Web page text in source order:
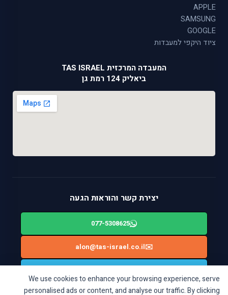
We use cookies to enhance your browsing experience, serve
personalised ads or content, and analyse our traffic. By clicking
APPLE
SAMSUNG
GOOGLE
ציוד היקפי למעבדות
המעבדה המרכזית TAS ISRAEL
ביאליק 124 רמת גן
יצירת קשר והוראות הגעה
077-5308625
✉️
alon@tas-israel.co.il